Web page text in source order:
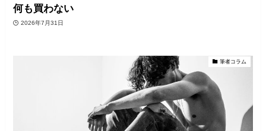
何も買わない
2026年7月31日
筆者コラム